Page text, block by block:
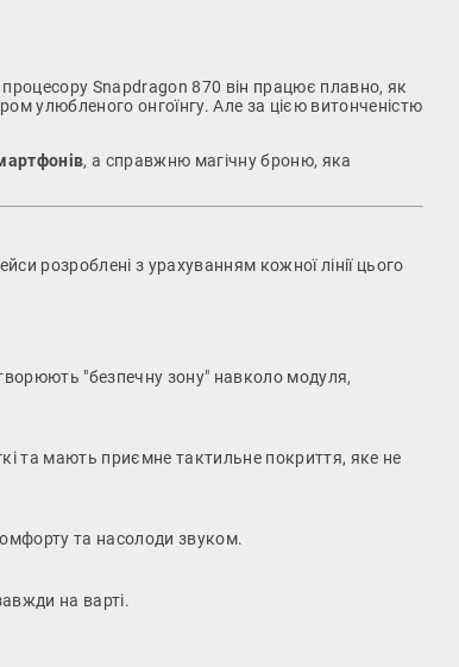
Snapdragon 870 він працює плавно, як
улюбленого онгоїнгу. Але за цією витонченістю
, а справжню магічну броню, яка
розроблені з урахуванням кожної лінії цього
"безпечну зону" навколо модуля,
та мають приємне тактильне покриття, яке не
та насолоди звуком.
на варті.